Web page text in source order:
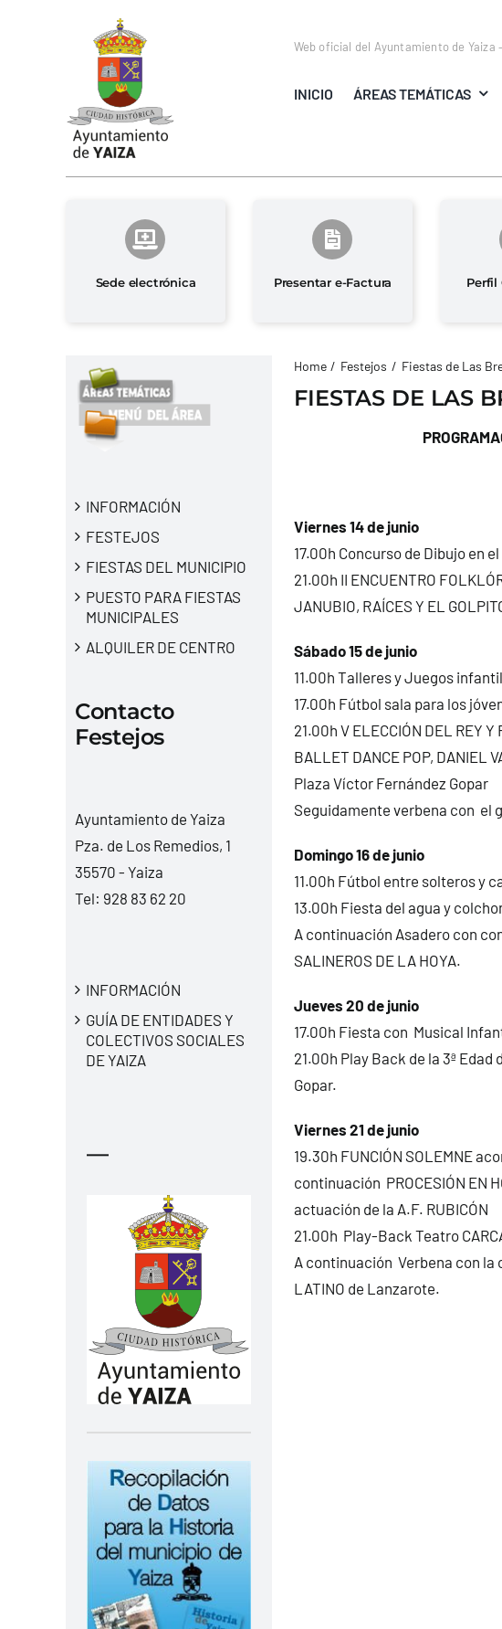
Web oficial del Ayuntamiento de Yaiza
INICIO ÁREAS TEMÁTICAS
Sede electrónica Presentar e-Factura Perfil
INFORMACIÓN
FESTEJOS
FIESTAS DEL MUNICIPIO
PUESTO PARA FIESTAS
MUNICIPALES
ALQUILER DE CENTRO
Contacto
Festejos
Ayuntamiento de Yaiza
Pza. de Los Remedios, 1
35570 - Yaiza
Tel: 928 83 62 20
INFORMACIÓN
GUÍA DE ENTIDADES Y
COLECTIVOS SOCIALES
DE YAIZA
—
Home Festejos Fiestas de Las
FIESTAS DE LAS
Viernes 14 de junio
17.00h Concurso de Dibujo en
21.00h II ENCUENTRO
JANUBIO, RAÍCES Y EL
Sábado 15 de junio
11.00h Talleres y Juegos
17.00h Fútbol sala para los
21.00h V ELECCIÓN DEL REY
BALLET DANCE POP, DANIEL
Plaza Víctor Fernández Gopar
Seguidamente verbena con el
Domingo 16 de junio
11.00h Fútbol entre solteros y
13.00h Fiesta del agua y
A continuación Asadero con
SALINEROS DE LA HOYA.
Jueves 20 de junio
17.00h Fiesta con Musical
21.00h Play Back de la 3ª Edad
Gopar.
Viernes 21 de junio
19.30h FUNCIÓN SOLEMNE
continuación PROCESIÓN EN
actuación de la A.F. RUBICÓN
21.00h Play-Back Teatro
A continuación Verbena con la
LATINO de Lanzarote.